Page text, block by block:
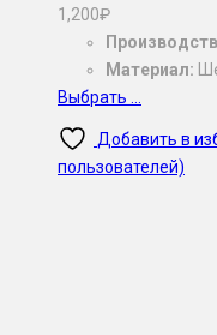
1,200₽
Материал:
Выбрать ...
Добавить в
пользователей)